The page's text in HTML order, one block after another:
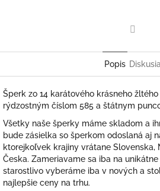
Popis Diskusia
Šperk zo 14 karátového krásneho
rýdzostným číslom 585 a štátnym
Všetky naše šperky máme skladom a
bude zásielka so šperkom odoslaná aj
ktorejkoľvek krajiny vrátane Slovenska,
Česka. Zameriavame sa iba na
starostlivo vyberáme iba v nových a
najlepšie ceny na trhu.